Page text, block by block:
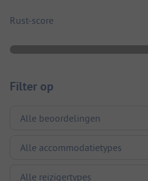
Rust-score
Filter op